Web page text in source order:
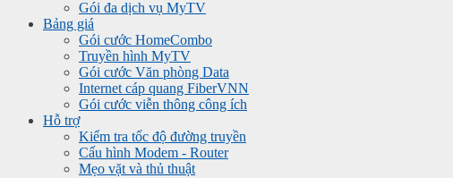
Gói đa dịch vụ MyTV
Bảng giá
Gói cước HomeCombo
Truyền hình MyTV
Gói cước Văn phòng Data
Internet cáp quang FiberVNN
Gói cước viễn thông công ích
Hỗ trợ
Kiểm tra tốc độ đường truyền
Cấu hình Modem - Router
Mẹo vặt và thủ thuật